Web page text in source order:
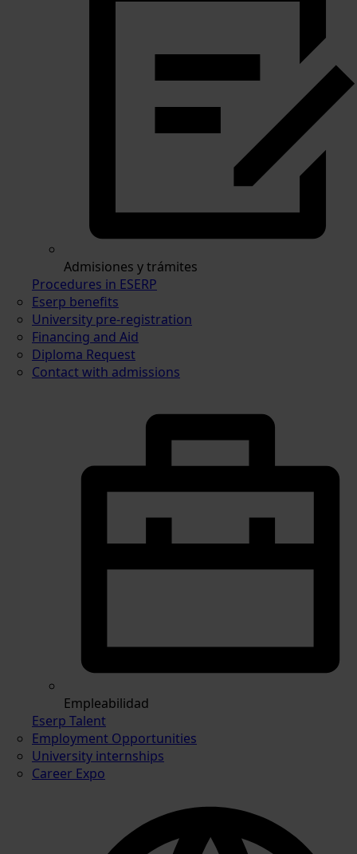
Admisiones y trámites
Procedures in ESERP
Eserp benefits
University pre-registration
Financing and Aid
Diploma Request
Contact with admissions
Empleabilidad
Eserp Talent
Employment Opportunities
University internships
Career Expo